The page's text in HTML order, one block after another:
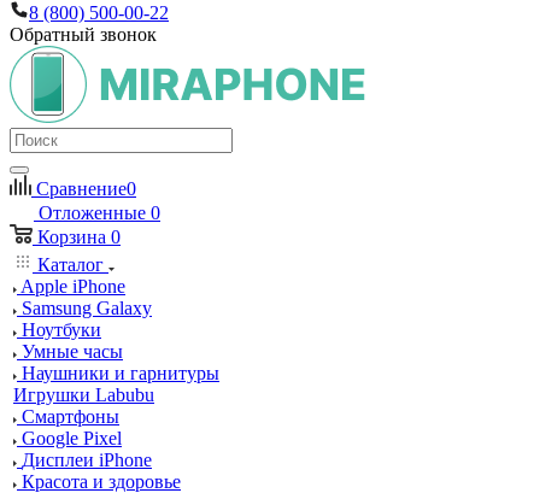
8 (800) 500-00-22
Обратный звонок
Сравнение0
Отложенные 0
Корзина 0
Каталог
Apple iPhone
Samsung Galaxy
Ноутбуки
Умные часы
Наушники и гарнитуры
Игрушки Labubu
Смартфоны
Google Pixel
Дисплеи iPhone
Красота и здоровье